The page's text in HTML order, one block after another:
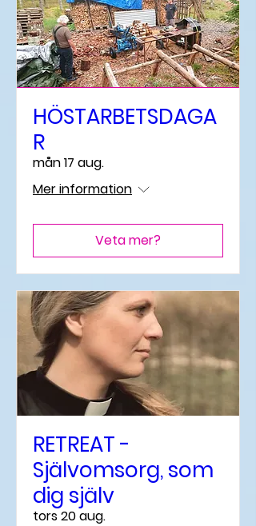
HÖSTARBETSDAGA
R
mån 17 aug.
Mer information
Veta mer?
RETREAT -
Självomsorg, som
dig själv
tors 20 aug.